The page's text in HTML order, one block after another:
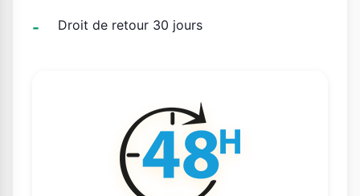
Droit de retour 30 jours